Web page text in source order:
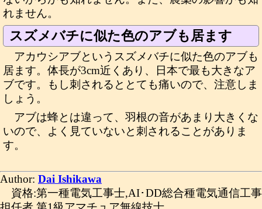
れません。
スズメバチに似た色のアブも居ます
アカウシアブというスズメバチに似た色のアブも
居ます。体長が3cm近くあり、日本で最も大きなア
ブです。もし刺されるととても痛いので、注意しま
しょう。
アブは蜂とは違って、羽根の音があまり大きくな
いので、よく見ていないと刺されることがありま
す。
Author: Dai Ishikawa
資格:第一種電気工事士,AI･DD総合種電気通信工事